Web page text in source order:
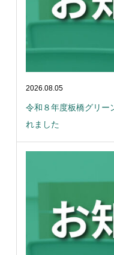
2026.08.05
令和８年度板橋グリー
れました